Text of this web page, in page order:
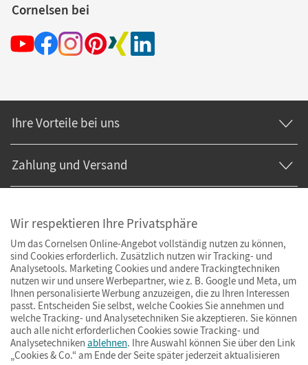
Cornelsen bei
Ihre Vorteile bei uns
Zahlung und Versand
Wir respektieren Ihre Privatsphäre
Um das Cornelsen Online-Angebot vollständig nutzen zu können,
sind Cookies erforderlich. Zusätzlich nutzen wir Tracking- und
Analysetools. Marketing Cookies und andere Trackingtechniken
nutzen wir und unsere Werbepartner, wie z. B. Google und Meta, um
Ihnen personalisierte Werbung anzuzeigen, die zu Ihren Interessen
passt. Entscheiden Sie selbst, welche Cookies Sie annehmen und
welche Tracking- und Analysetechniken Sie akzeptieren. Sie können
auch alle nicht erforderlichen Cookies sowie Tracking- und
Analysetechniken ablehnen. Ihre Auswahl können Sie über den Link
„Cookies & Co.“ am Ende der Seite später jederzeit aktualisieren